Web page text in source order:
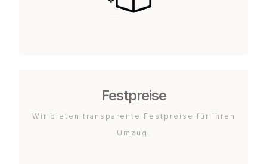
Festpreise
Wir bieten transparente Festpreise für Ihren
Umzug.